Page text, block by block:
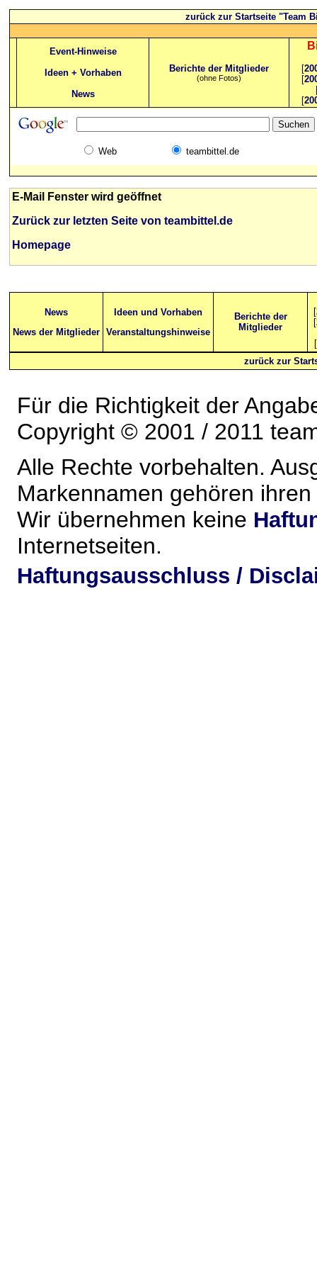
zurück zur Startseite "Team
Event-Hinweise
Ideen + Vorhaben
News
Berichte der Mitglieder
(ohne Fotos)
[
[
[
Web teambittel.de
E-Mail Fenster wird geöffnet
Zurück zur letzten Seite von teambittel.de
Homepage
News
News der Mitglieder
Ideen und Vorhaben
Veranstaltungshinweise
Berichte der
Mitglieder
[
[
[
zurück zur
Für die Richtigkeit der
Copyright © 2001 / 2011
Alle Rechte vorbehalten.
Markennamen gehören
Wir übernehmen keine
Internetseiten.
Haftungsausschluss /